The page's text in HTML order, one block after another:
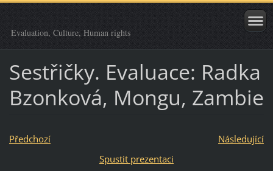
Evaluation, Culture, Human rights
Sestřičky. Evaluace: Radka
Bzonková, Mongu, Zambie
Předchozí
Následující
Spustit prezentaci